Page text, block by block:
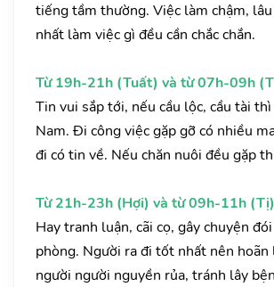
tiếng tầm thường. Việc làm chậm,
nhất làm việc gì đều cần chắc chắn.
Từ 19h-21h (Tuất) và từ 07h-09h
Tin vui sắp tới, nếu cầu lộc, cầu tài
Nam. Đi công việc gặp gỡ có nhiều
đi có tin về. Nếu chăn nuôi đều gặp
Từ 21h-23h (Hợi) và từ 09h-11h (Tị)
Hay tranh luận, cãi cọ, gây chuyện
phòng. Người ra đi tốt nhất nên hoãn
người người nguyền rủa, tránh lây